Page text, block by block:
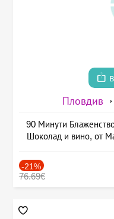
Пловдив
90 Минути
Шоколад и вино, от
-21%
76.69€